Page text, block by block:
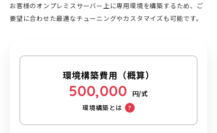
お客様のオンプレミスサーバー上に専用環境を構築するため、ご
要望に合わせた最適なチューニングやカスタマイズも可能です。
環境構築費用（概算）
500,000
円/式
環境構築とは